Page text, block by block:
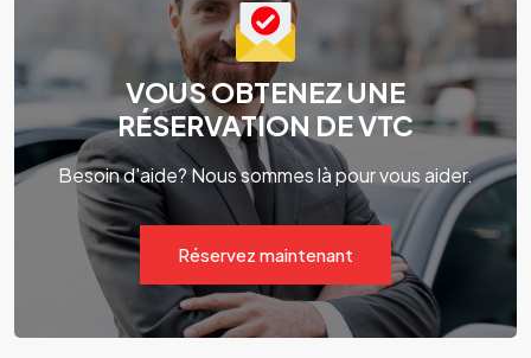
VOUS OBTENEZ UNE
RÉSERVATION DE VTC
Besoin d'aide? Nous sommes là pour vous aider.
Réservez maintenant